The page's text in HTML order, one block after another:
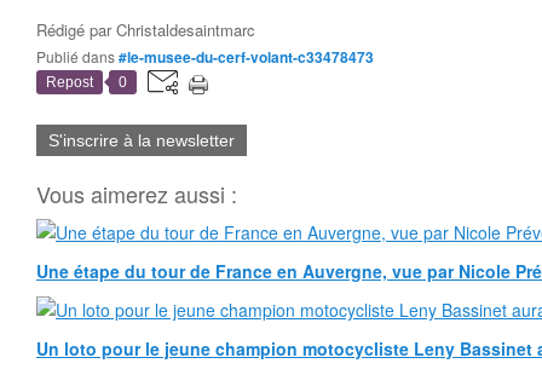
Rédigé parChristaldesaintmarc
Publié dans#le-musee-du-cerf-volant-c33478473
Repost 0
S'inscrire à la newsletter
Vous aimerez aussi :
Une étape du tour de France en Auvergne, vue par Nicole
Un loto pour le jeune champion motocycliste Leny Bassinet